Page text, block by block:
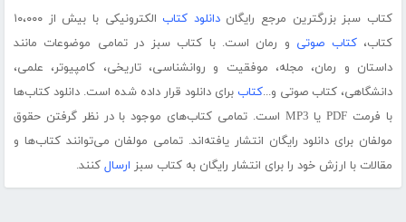
کتاب سبز بزرگترین مرجع رایگاندانلود کتاب
الکترونیکی با بیش از ۱۰،۰۰۰
کتاب،کتاب صوتی و رمان است. با کتاب سبز در تمامی موضوعات مانند
داستان و رمان، مجله، موفقیت و روانشناسی، تاریخی، کامپیوتر، علمی،
دانشگاهی، کتاب صوتی و...کتاب برای دانلود قرار داده شده است. دانلود کتاب‌ها
با فرمت PDF یا MP3 است. تمامی کتاب‌های موجود با در نظر گرفتن حقوق
مولفان برای دانلود رایگان انتشار یافته‌اند. تمامی مولفان می‌توانند کتاب‌ها و
مقالات با ارزش خود را برای انتشار رایگان به کتاب سبز ارسال کنند.